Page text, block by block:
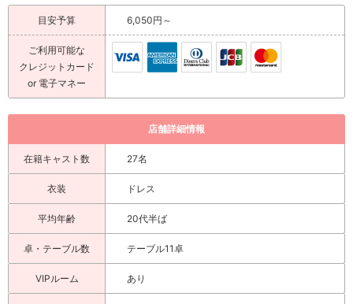
目安予算 6,050円～
ご利用可能な
クレジットカード
or 電子マネー
店舗詳細情報
在籍キャスト数 27名
衣装 ドレス
平均年齢 20代半ば
卓・テーブル数 テーブル11卓
VIPルーム あり